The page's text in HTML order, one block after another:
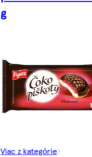
g
Viac z kategórie